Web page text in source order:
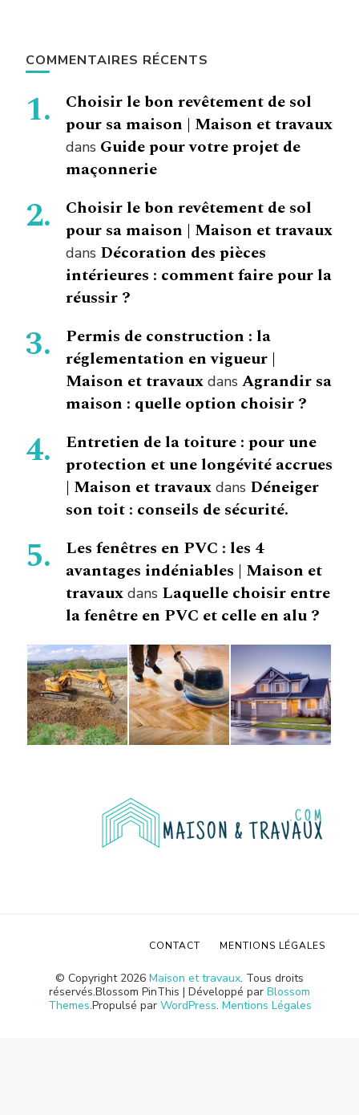
COMMENTAIRES RÉCENTS
Choisir le bon revêtement de sol
pour sa maison | Maison et travaux
dans Guide pour votre projet de
maçonnerie
Choisir le bon revêtement de sol
pour sa maison | Maison et travaux
dans Décoration des pièces
intérieures : comment faire pour la
réussir ?
Permis de construction : la
réglementation en vigueur |
Maison et travaux dans Agrandir sa
maison : quelle option choisir ?
Entretien de la toiture : pour une
protection et une longévité accrues
| Maison et travaux dans Déneiger
son toit : conseils de sécurité.
Les fenêtres en PVC : les 4
avantages indéniables | Maison et
travaux dans Laquelle choisir entre
la fenêtre en PVC et celle en alu ?
© Copyright 2026 Maison et travaux. Tous droits
réservés.Blossom PinThis | Développé par Blossom
Themes.Propulsé par WordPress. Mentions Légales
CONTACT MENTIONS LÉGALES